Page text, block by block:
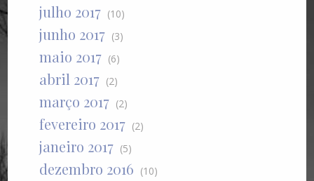
julho 2017 (10)
junho 2017 (3)
maio 2017 (6)
abril 2017 (2)
março 2017 (2)
fevereiro 2017 (2)
janeiro 2017 (5)
dezembro 2016 (10)